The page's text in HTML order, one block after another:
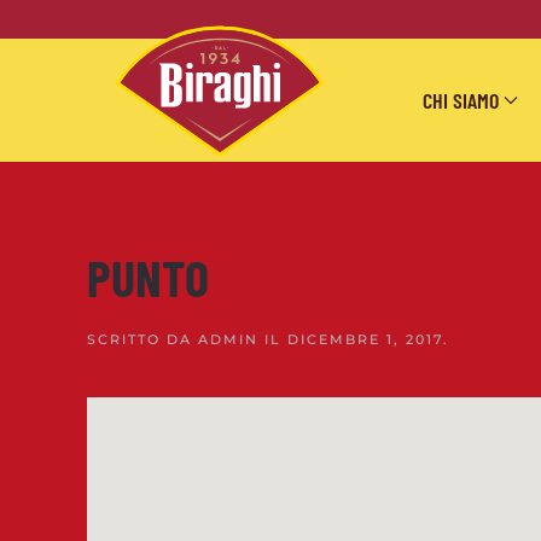
Skip to main content
CHI SIAMO
PUNTO
SCRITTO DA ADMIN IL DICEMBRE 1, 2017.